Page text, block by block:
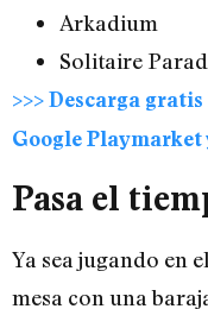
Arkadium
Solitaire
>>> Descarga
Google Playmarket
Pasa el
Ya sea jugando en
mesa con una